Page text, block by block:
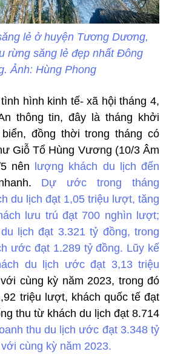
lẻ ở huyện Tương Dương,
rừng săng lẻ đẹp nhất Đông
Ảnh: Hùng Phong
hình kinh tế- xã hội tháng 4,
thông tin, đây là tháng khởi
đồng thời trong tháng có
Giỗ Tổ Hùng Vương (10/3 Âm
nên lượng khách du lịch đến
Dự ước trong tháng
du lịch đạt 1,05 triệu lượt, tăng
lưu trú đạt 700 nghìn lượt;
lịch đạt 3.321 tỷ đồng, trong
ước đạt 1.289 tỷ đồng. Lũy kế
du lịch ước đạt 3,13 triệu
cùng kỳ năm 2023, trong đó
triệu lượt, khách quốc tế đạt
thu từ khách du lịch đạt 8.714
thu du lịch ước đạt 3.348 tỷ
cùng kỳ năm 2023.